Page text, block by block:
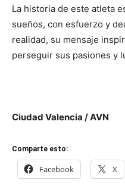
La historia de este atleta
sueños, con esfuerzo y
realidad, su mensaje
perseguir sus pasiones y
Ciudad Valencia / AVN
Comparte esto:
Facebook X